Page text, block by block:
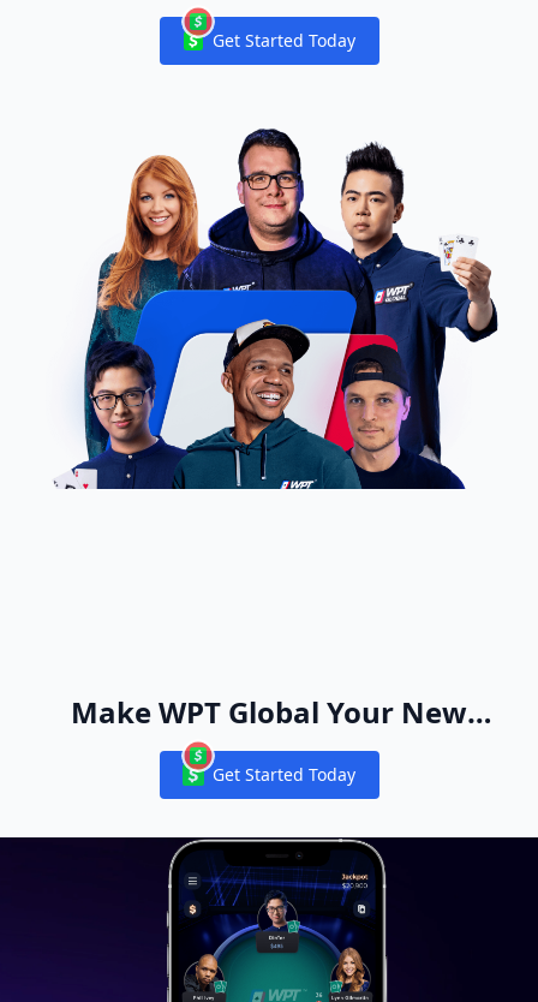
Notifications
Get Started Today
Make WPT Global Your New
Online Poker Home
Notifications
Get Started Today